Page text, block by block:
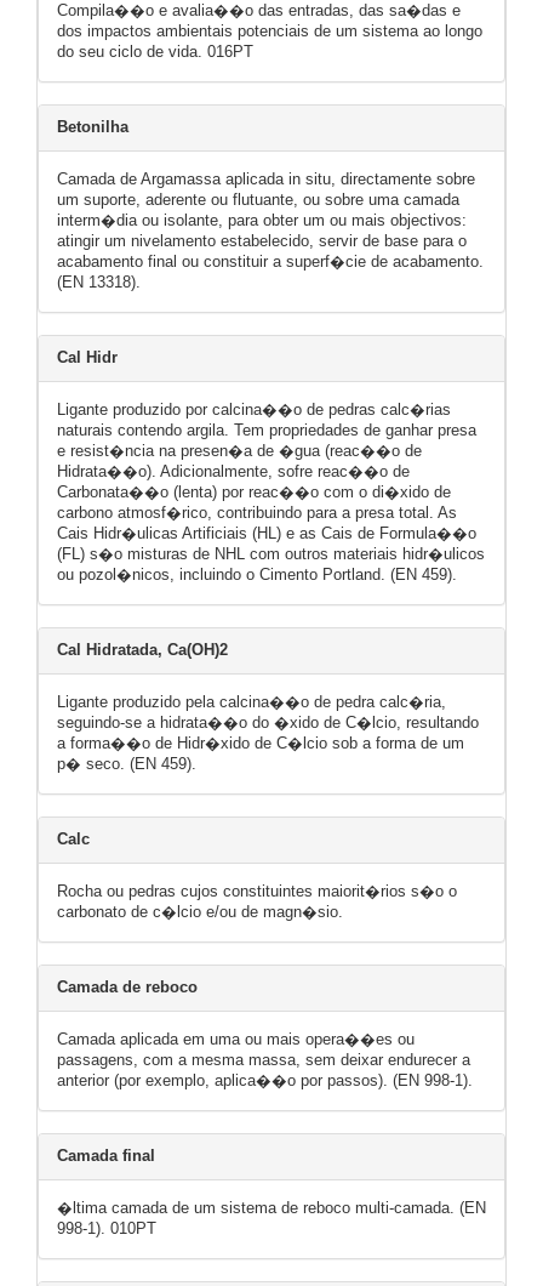
Compila��o e avalia��o das entradas, das sa�das e
dos impactos ambientais potenciais de um sistema ao longo
do seu ciclo de vida. 016PT
Betonilha
Camada de Argamassa aplicada in situ, directamente sobre
um suporte, aderente ou flutuante, ou sobre uma camada
interm�dia ou isolante, para obter um ou mais objectivos:
atingir um nivelamento estabelecido, servir de base para o
acabamento final ou constituir a superf�cie de acabamento.
(EN 13318).
Cal Hidr
Ligante produzido por calcina��o de pedras calc�rias
naturais contendo argila. Tem propriedades de ganhar presa
e resist�ncia na presen�a de �gua (reac��o de
Hidrata��o). Adicionalmente, sofre reac��o de
Carbonata��o (lenta) por reac��o com o di�xido de
carbono atmosf�rico, contribuindo para a presa total. As
Cais Hidr�ulicas Artificiais (HL) e as Cais de Formula��o
(FL) s�o misturas de NHL com outros materiais hidr�ulicos
ou pozol�nicos, incluindo o Cimento Portland. (EN 459).
Cal Hidratada, Ca(OH)2
Ligante produzido pela calcina��o de pedra calc�ria,
seguindo-se a hidrata��o do �xido de C�lcio, resultando
a forma��o de Hidr�xido de C�lcio sob a forma de um
p� seco. (EN 459).
Calc
Rocha ou pedras cujos constituintes maiorit�rios s�o o
carbonato de c�lcio e/ou de magn�sio.
Camada de reboco
Camada aplicada em uma ou mais opera��es ou
passagens, com a mesma massa, sem deixar endurecer a
anterior (por exemplo, aplica��o por passos). (EN 998-1).
Camada final
�ltima camada de um sistema de reboco multi-camada. (EN
998-1). 010PT